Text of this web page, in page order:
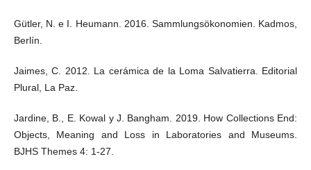
Gütler, N. e I. Heumann. 2016. Sammlungsökonomien. Kadmos,
Berlín.
Jaimes, C. 2012. La cerámica de la Loma Salvatierra. Editorial
Plural, La Paz.
Jardine, B., E. Kowal y J. Bangham. 2019. How Collections End:
Objects, Meaning and Loss in Laboratories and Museums.
BJHS Themes 4: 1-27.